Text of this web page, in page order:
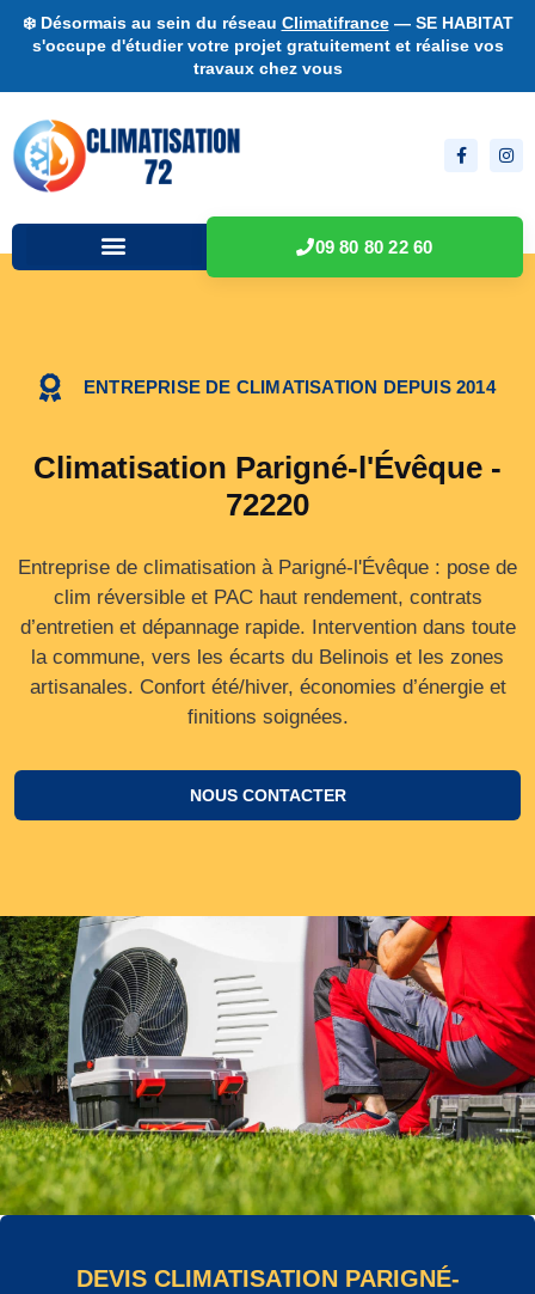
❄️ Désormais au sein du réseau Climatifrance— SE HABITAT
s'occupe d'étudier votre projet gratuitement et réalise vos
travaux chez vous
09 80 80 22 60
ENTREPRISE DE CLIMATISATION DEPUIS 2014
Climatisation Parigné-l'Évêque -
72220
Entreprise de climatisation à Parigné-l'Évêque : pose de
clim réversible et PAC haut rendement, contrats
d’entretien et dépannage rapide. Intervention dans toute
la commune, vers les écarts du Belinois et les zones
artisanales. Confort été/hiver, économies d’énergie et
finitions soignées.
NOUS CONTACTER
DEVIS CLIMATISATION PARIGNÉ-